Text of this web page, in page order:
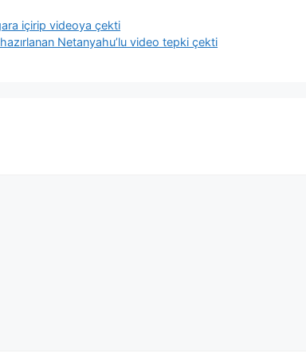
içirip videoya çekti
Netanyahu’lu video tepki çekti